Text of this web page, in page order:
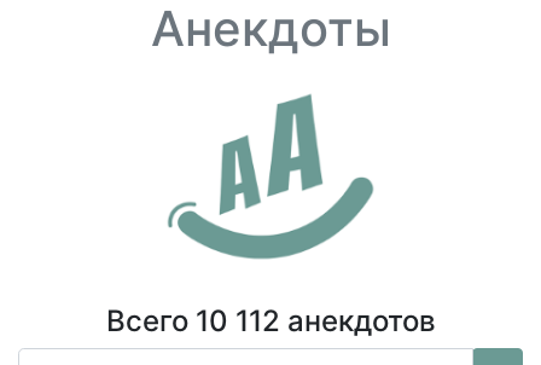
Анекдоты
Всего 10 112 анекдотов